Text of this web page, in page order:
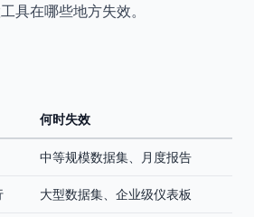
具在哪些地方失效。
何时失效
中等规模数据集、月度报告
大型数据集、企业级仪表板